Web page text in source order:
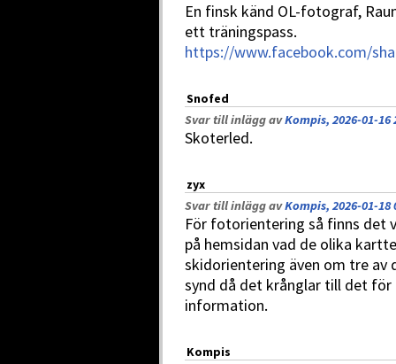
En finsk känd OL-fotograf,
ett träningspass.
https://www.facebook.com/
Snofed
Svar till inlägg avKompis, 2026-01-16
Skoterled.
zyx
Svar till inlägg avKompis, 2026-01-18
För fotorientering så finns det
på hemsidan vad de olika
skidorientering även om tre av
synd då det krånglar till det
information.
Kompis